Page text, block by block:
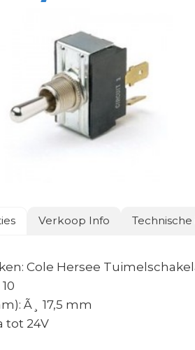
Verkoop Info Technische
Cole Hersee
Ã¸ 17,5 mm
tot 24V